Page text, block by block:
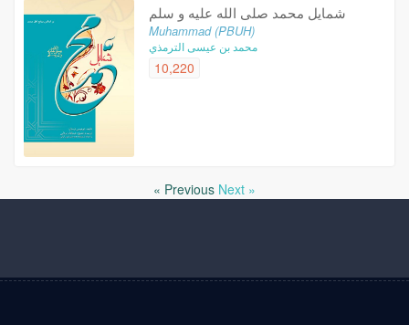
شمایل محمد صلی الله علیه و سلم
Muhammad (PBUH)
محمد بن عيسى الترمذي
10,220
« Previous Next »